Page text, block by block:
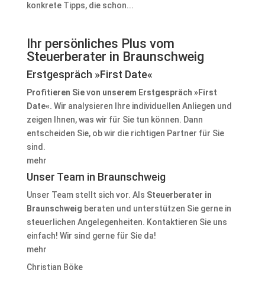
konkrete Tipps, die schon...
Ihr persönliches Plus vom
Steuerberater in Braunschweig
Erstgespräch »First Date«
Profitieren Sie von unserem Erstgespräch »First
Date«. Wir analysieren Ihre individuellen Anliegen und
zeigen Ihnen, was wir für Sie tun können. Dann
entscheiden Sie, ob wir die richtigen Partner für Sie
sind.
mehr
Unser Team in Braunschweig
Unser Team stellt sich vor. Als Steuerberater in
Braunschweig beraten und unterstützen Sie gerne in
steuerlichen Angelegenheiten. Kontaktieren Sie uns
einfach! Wir sind gerne für Sie da!
mehr
Christian Böke